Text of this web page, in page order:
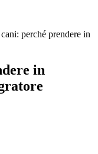
perché prendere in
in